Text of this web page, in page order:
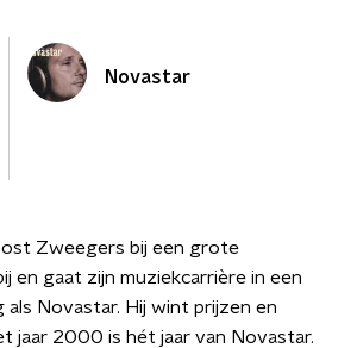
Novastar
Zweegers bij een grote
en gaat zijn muziekcarrière in een
Novastar. Hij wint prijzen en
jaar 2000 is hét jaar van Novastar.